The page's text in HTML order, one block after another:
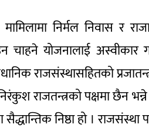
निर्मल निवास र
चाहने योजनालाई अस्वीकार
राजसंस्थासहितको
निरंकुश राजतन्त्रको पक्षमा छैन
सैद्धान्तिक निष्ठा हो ।